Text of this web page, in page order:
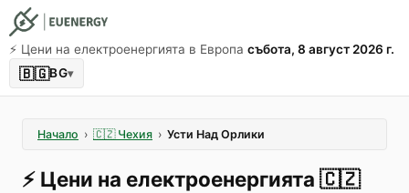
⚡️ Цени на електроенергията в Европа събота, 8 август 2026 г.
🇧🇬BG▾
Начало › 🇨🇿 Чехия › Усти Над Орлики
⚡️ Цени на електроенергията 🇨🇿